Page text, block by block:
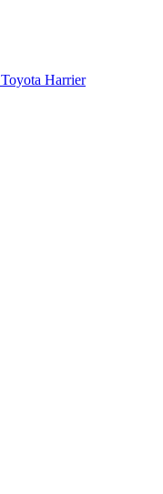
Toyota Harrier